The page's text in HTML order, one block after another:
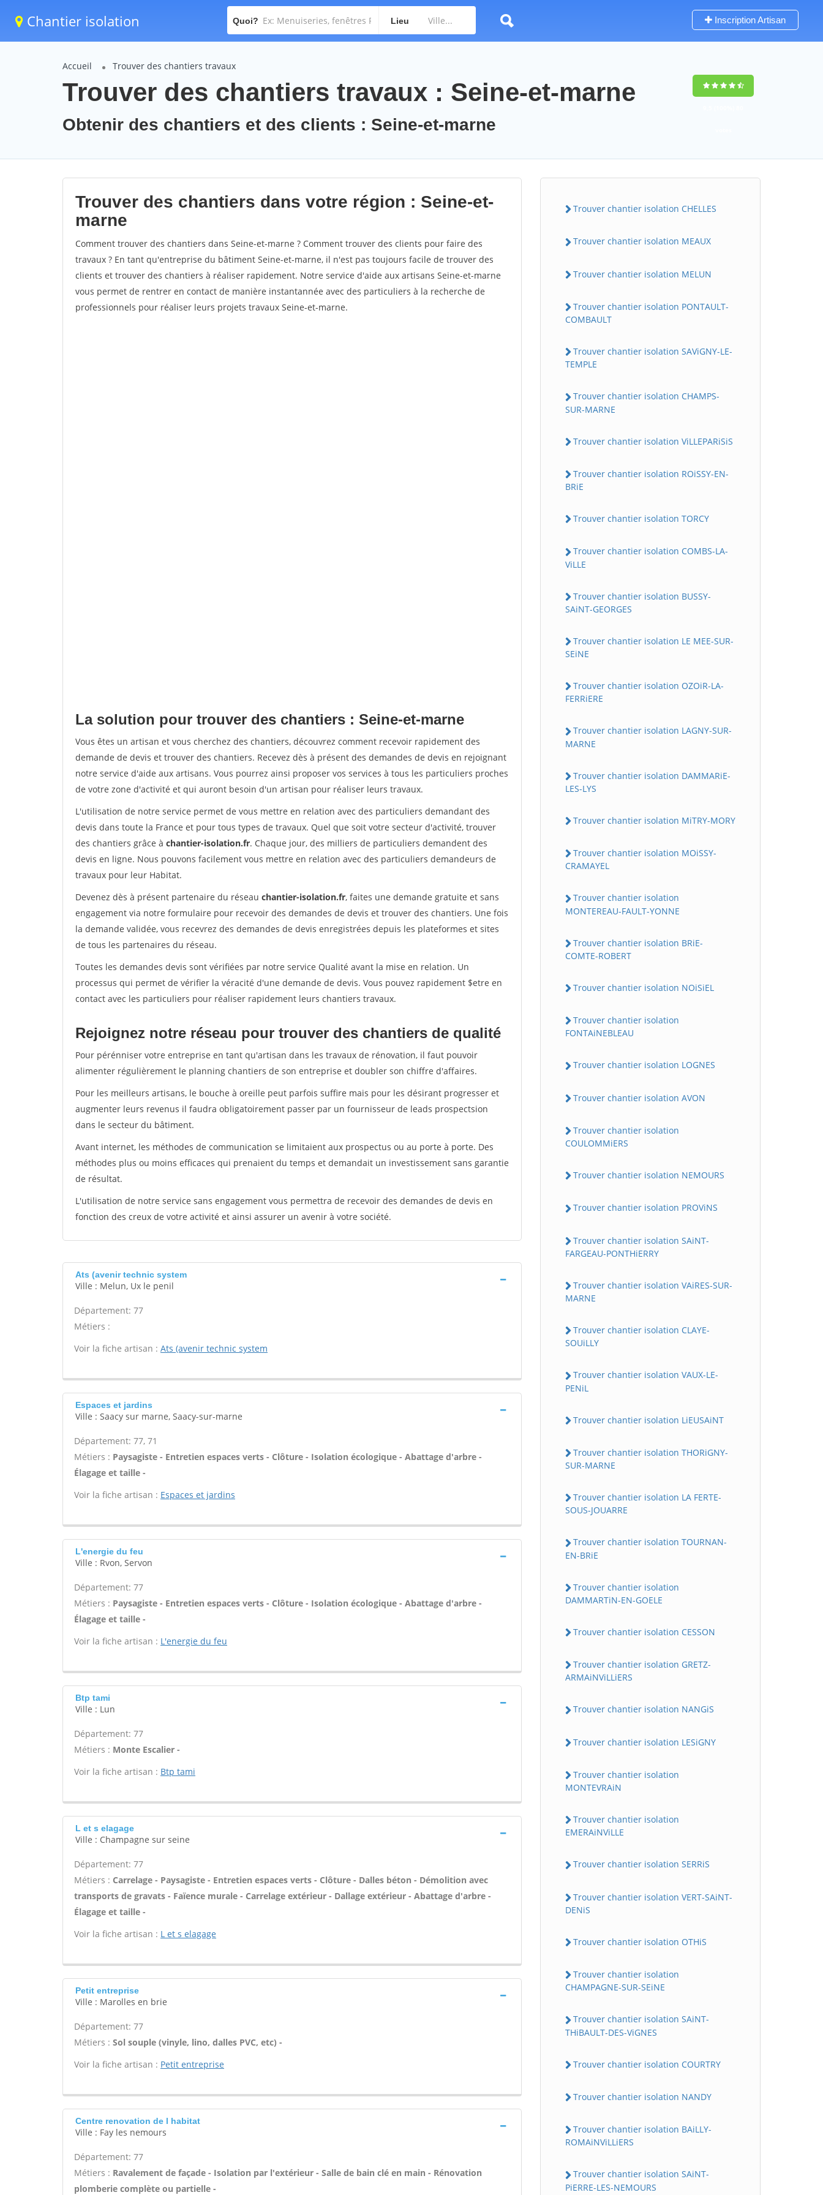
Chantier isolation Quoi? Lieu Inscription Artisan
Accueil Trouver des chantiers travaux
Trouver des chantiers travaux : Seine-et-marne
Obtenir des chantiers et des clients : Seine-et-marne
Trouver des chantiers dans votre région : Seine-et-
marne
Comment trouver des chantiers dans Seine-et-marne ? Comment trouver des clients pour faire des
travaux ? En tant qu'entreprise du bâtiment Seine-et-marne, il n'est pas toujours facile de trouver des
clients et trouver des chantiers à réaliser rapidement. Notre service d'aide aux artisans Seine-et-marne
vous permet de rentrer en contact de manière instantannée avec des particuliers à la recherche de
professionnels pour réaliser leurs projets travaux Seine-et-marne.
La solution pour trouver des chantiers : Seine-et-marne
Vous êtes un artisan et vous cherchez des chantiers, découvrez comment recevoir rapidement des
demande de devis et trouver des chantiers. Recevez dès à présent des demandes de devis en rejoignant
notre service d'aide aux artisans. Vous pourrez ainsi proposer vos services à tous les particuliers proches
de votre zone d'activité et qui auront besoin d'un artisan pour réaliser leurs travaux.
L'utilisation de notre service permet de vous mettre en relation avec des particuliers demandant des
devis dans toute la France et pour tous types de travaux. Quel que soit votre secteur d'activité, trouver
des chantiers grâce à chantier-isolation.fr. Chaque jour, des milliers de particuliers demandent des
devis en ligne. Nous pouvons facilement vous mettre en relation avec des particuliers demandeurs de
travaux pour leur Habitat.
Devenez dès à présent partenaire du réseau chantier-isolation.fr, faites une demande gratuite et sans
engagement via notre formulaire pour recevoir des demandes de devis et trouver des chantiers. Une fois
la demande validée, vous recevrez des demandes de devis enregistrées depuis les plateformes et sites
de tous les partenaires du réseau.
Toutes les demandes devis sont vérifiées par notre service Qualité avant la mise en relation. Un
processus qui permet de vérifier la véracité d'une demande de devis. Vous pouvez rapidement $etre en
contact avec les particuliers pour réaliser rapidement leurs chantiers travaux.
Rejoignez notre réseau pour trouver des chantiers de qualité
Pour pérénniser votre entreprise en tant qu'artisan dans les travaux de rénovation, il faut pouvoir
alimenter régulièrement le planning chantiers de son entreprise et doubler son chiffre d'affaires.
Pour les meilleurs artisans, le bouche à oreille peut parfois suffire mais pour les désirant progresser et
augmenter leurs revenus il faudra obligatoirement passer par un fournisseur de leads prospectsion
dans le secteur du bâtiment.
Avant internet, les méthodes de communication se limitaient aux prospectus ou au porte à porte. Des
méthodes plus ou moins efficaces qui prenaient du temps et demandait un investissement sans garantie
de résultat.
L'utilisation de notre service sans engagement vous permettra de recevoir des demandes de devis en
fonction des creux de votre activité et ainsi assurer un avenir à votre société.
Ats (avenir technic system
Ville : Melun, Ux le penil
Département: 77
Métiers :
Voir la fiche artisan : Ats (avenir technic system
Espaces et jardins
Ville : Saacy sur marne, Saacy-sur-marne
Département: 77, 71
Métiers : Paysagiste - Entretien espaces verts - Clôture - Isolation écologique - Abattage d'arbre -
Élagage et taille -
Voir la fiche artisan : Espaces et jardins
L'energie du feu
Ville : Rvon, Servon
Département: 77
Métiers : Paysagiste - Entretien espaces verts - Clôture - Isolation écologique - Abattage d'arbre -
Élagage et taille -
Voir la fiche artisan : L'energie du feu
Btp tami
Ville : Lun
Département: 77
Métiers : Monte Escalier -
Voir la fiche artisan : Btp tami
L et s elagage
Ville : Champagne sur seine
Département: 77
Métiers : Carrelage - Paysagiste - Entretien espaces verts - Clôture - Dalles béton - Démolition avec
transports de gravats - Faïence murale - Carrelage extérieur - Dallage extérieur - Abattage d'arbre -
Élagage et taille -
Voir la fiche artisan : L et s elagage
Petit entreprise
Ville : Marolles en brie
Département: 77
Métiers : Sol souple (vinyle, lino, dalles PVC, etc) -
Voir la fiche artisan : Petit entreprise
Centre renovation de l habitat
Ville : Fay les nemours
Département: 77
Métiers : Ravalement de façade - Isolation par l'extérieur - Salle de bain clé en main - Rénovation
plomberie complète ou partielle -
Trouver chantier isolation CHELLES
Trouver chantier isolation MEAUX
Trouver chantier isolation MELUN
Trouver chantier isolation PONTAULT-
COMBAULT
Trouver chantier isolation SAViGNY-LE-
TEMPLE
Trouver chantier isolation CHAMPS-
SUR-MARNE
Trouver chantier isolation ViLLEPARiSiS
Trouver chantier isolation ROiSSY-EN-
BRiE
Trouver chantier isolation TORCY
Trouver chantier isolation COMBS-LA-
ViLLE
Trouver chantier isolation BUSSY-
SAiNT-GEORGES
Trouver chantier isolation LE MEE-SUR-
SEiNE
Trouver chantier isolation OZOiR-LA-
FERRiERE
Trouver chantier isolation LAGNY-SUR-
MARNE
Trouver chantier isolation DAMMARiE-
LES-LYS
Trouver chantier isolation MiTRY-MORY
Trouver chantier isolation MOiSSY-
CRAMAYEL
Trouver chantier isolation
MONTEREAU-FAULT-YONNE
Trouver chantier isolation BRiE-
COMTE-ROBERT
Trouver chantier isolation NOiSiEL
Trouver chantier isolation
FONTAiNEBLEAU
Trouver chantier isolation LOGNES
Trouver chantier isolation AVON
Trouver chantier isolation
COULOMMiERS
Trouver chantier isolation NEMOURS
Trouver chantier isolation PROViNS
Trouver chantier isolation SAiNT-
FARGEAU-PONTHiERRY
Trouver chantier isolation VAiRES-SUR-
MARNE
Trouver chantier isolation CLAYE-
SOUiLLY
Trouver chantier isolation VAUX-LE-
PENiL
Trouver chantier isolation LiEUSAiNT
Trouver chantier isolation THORiGNY-
SUR-MARNE
Trouver chantier isolation LA FERTE-
SOUS-JOUARRE
Trouver chantier isolation TOURNAN-
EN-BRiE
Trouver chantier isolation
DAMMARTiN-EN-GOELE
Trouver chantier isolation CESSON
Trouver chantier isolation GRETZ-
ARMAiNViLLiERS
Trouver chantier isolation NANGiS
Trouver chantier isolation LESiGNY
Trouver chantier isolation
MONTEVRAiN
Trouver chantier isolation
EMERAiNViLLE
Trouver chantier isolation SERRiS
Trouver chantier isolation VERT-SAiNT-
DENiS
Trouver chantier isolation OTHiS
Trouver chantier isolation
CHAMPAGNE-SUR-SEiNE
Trouver chantier isolation SAiNT-
THiBAULT-DES-ViGNES
Trouver chantier isolation COURTRY
Trouver chantier isolation NANDY
Trouver chantier isolation BAiLLY-
ROMAiNViLLiERS
Trouver chantier isolation SAiNT-
PiERRE-LES-NEMOURS